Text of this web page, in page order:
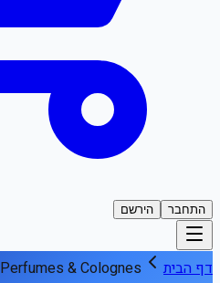
התחבר הירשם
דף הבית Perfumes & Colognes